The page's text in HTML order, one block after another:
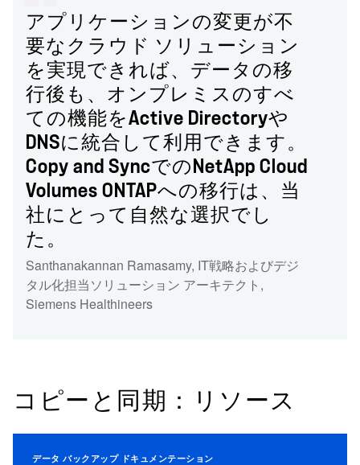
アプリケーションの変更が不
要なクラウド ソリューション
を実現できれば、データの移
行後も、オンプレミスのすべ
ての機能をActive Directoryや
DNSに統合して利用できます。
Copy and SyncでのNetApp Cloud
Volumes ONTAPへの移行は、当
社にとって自然な選択でし
た。
Santhanakannan Ramasamy, IT戦略およびデジ
タル化担当ソリューション アーキテクト ,
Siemens Healthineers
コピーと同期：リソース
データ バックアップ ドキュメンテーション